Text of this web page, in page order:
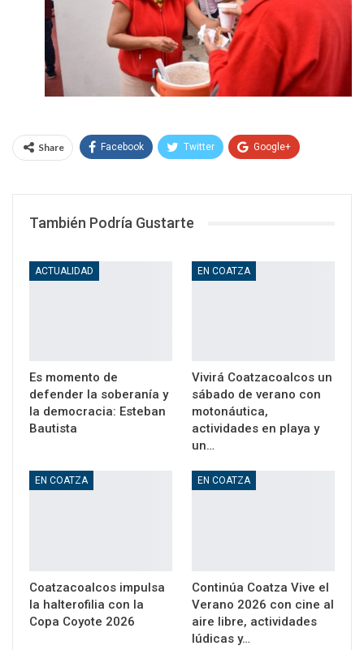
Share Facebook Twitter Google+
También Podría Gustarte
ACTUALIDAD
Es momento de
defender la soberanía y
la democracia: Esteban
Bautista
EN COATZA
Vivirá Coatzacoalcos un
sábado de verano con
motonáutica,
actividades en playa y
un…
EN COATZA
Coatzacoalcos impulsa
la halterofilia con la
Copa Coyote 2026
EN COATZA
Continúa Coatza Vive el
Verano 2026 con cine al
aire libre, actividades
lúdicas y…